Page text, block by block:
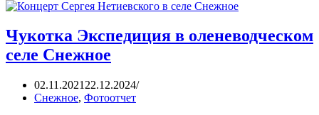
Чукотка Экспедиция в оленеводческом
селе Снежное
02.11.2021 22.12.2024
Снежное, Фотоотчет